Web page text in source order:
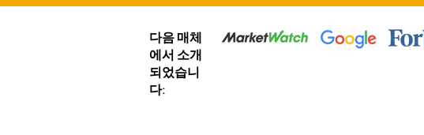
다음 매체
에서 소개
되었습니
다: